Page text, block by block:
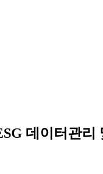
데이터관리